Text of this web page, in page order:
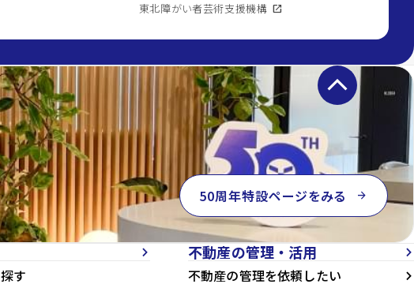
東北障がい者芸術支援機構 open_in_new
keyboard_arrow_up
50周年特設ページをみる arrow_forward
arrow_forward_ios
す
不動産の管理・活用 arrow_forward_ios
不動産の管理を依頼したい arrow_forward_ios